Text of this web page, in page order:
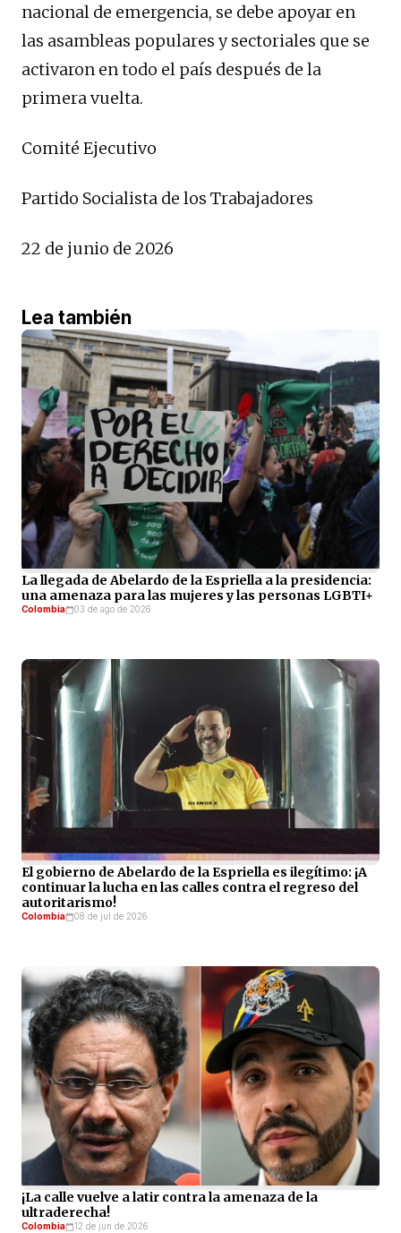
nacional de emergencia, se debe apoyar en
las asambleas populares y sectoriales que se
activaron en todo el país después de la
primera vuelta.
Comité Ejecutivo
Partido Socialista de los Trabajadores
22 de junio de 2026
Lea también
La llegada de Abelardo de la Espriella a la presidencia:
una amenaza para las mujeres y las personas LGBTI+
Colombia 03 de ago de 2026
El gobierno de Abelardo de la Espriella es ilegítimo: ¡A
continuar la lucha en las calles contra el regreso del
autoritarismo!
Colombia 08 de jul de 2026
¡La calle vuelve a latir contra la amenaza de la
ultraderecha!
Colombia 12 de jun de 2026